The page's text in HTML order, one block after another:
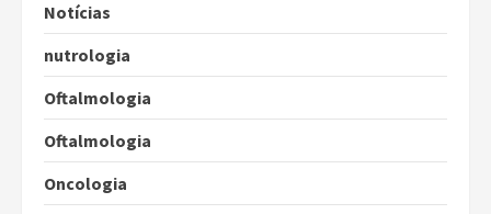
Notícias
nutrologia
Oftalmologia
Oftalmologia
Oncologia